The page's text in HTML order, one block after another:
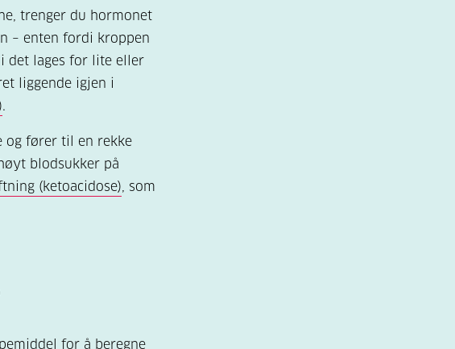
trenger du hormonet
– enten fordi kroppen
det lages for lite eller
liggende igjen i
.
og fører til en rekke
blodsukker på
(ketoacidose), som
for å beregne